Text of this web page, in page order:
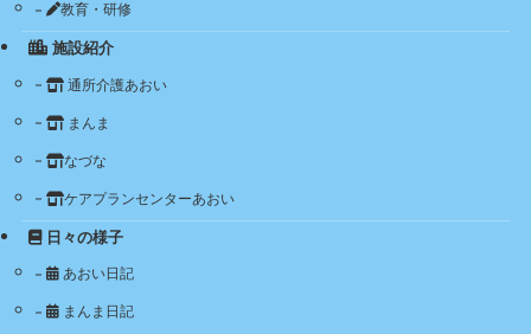
教育・研修
施設紹介
通所介護あおい
まんま
なづな
ケアプランセンターあおい
日々の様子
あおい日記
まんま日記